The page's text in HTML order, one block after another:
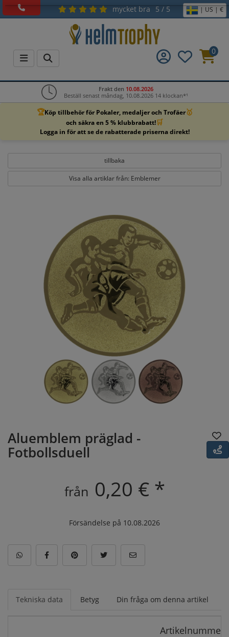
mycket bra 5 / 5 | US | €
0
Frakt den 10.08.2026
Beställ senast måndag, 10.08.2026 14 klockan*¹
🏆Köp tillbehör för Pokaler, medaljer och Trofäer🥇
och säkra en 5 % klubbrabatt!🛒
Logga in för att se de rabatterade priserna direkt!
tillbaka
Visa alla artiklar från: Emblemer
Aluemblem präglad -
Fotbollsduell
från 0,20 € *
Försändelse på 10.08.2026
Tekniska data Betyg Din fråga om denna artikel
Artikelnummer: